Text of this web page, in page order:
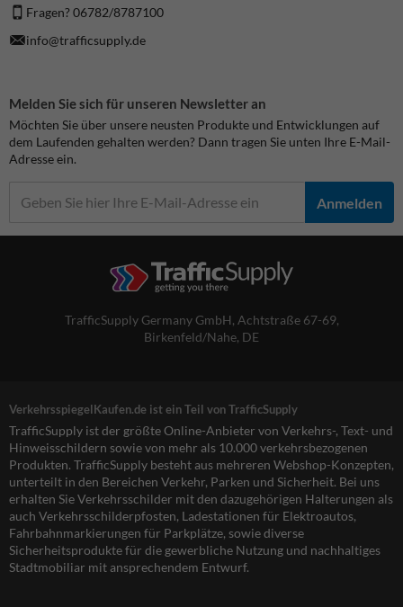
Fragen? 06782/8787100
info@trafficsupply.de
Melden Sie sich für unseren Newsletter an
Möchten Sie über unsere neusten Produkte und Entwicklungen auf
dem Laufenden gehalten werden? Dann tragen Sie unten Ihre E-Mail-
Adresse ein.
Anmelden
TrafficSupply Germany GmbH, Achtstraße 67-69,
Birkenfeld/Nahe, DE
VerkehrsspiegelKaufen.de ist ein Teil von TrafficSupply
TrafficSupply ist der größte Online-Anbieter von Verkehrs-, Text- und
Hinweisschildern sowie von mehr als 10.000 verkehrsbezogenen
Produkten. TrafficSupply besteht aus mehreren Webshop-Konzepten,
unterteilt in den Bereichen Verkehr, Parken und Sicherheit. Bei uns
erhalten Sie Verkehrsschilder mit den dazugehörigen Halterungen als
auch Verkehrsschilderpfosten, Ladestationen für Elektroautos,
Fahrbahnmarkierungen für Parkplätze, sowie diverse
Sicherheitsprodukte für die gewerbliche Nutzung und nachhaltiges
Stadtmobiliar mit ansprechendem Entwurf.